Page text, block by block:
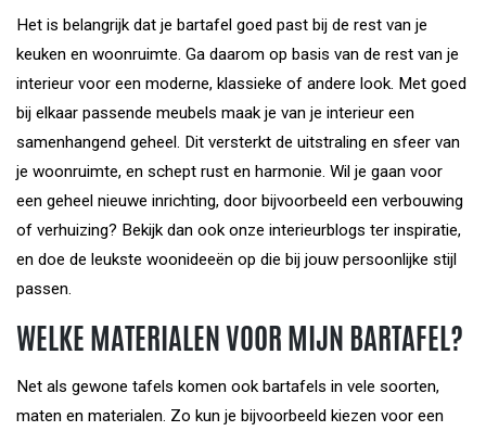
Het is belangrijk dat je bartafel goed past bij de rest van je
keuken en woonruimte. Ga daarom op basis van de rest van je
interieur voor een moderne, klassieke of andere look. Met goed
bij elkaar passende meubels maak je van je interieur een
samenhangend geheel. Dit versterkt de uitstraling en sfeer van
je woonruimte, en schept rust en harmonie. Wil je gaan voor
een geheel nieuwe inrichting, door bijvoorbeeld een verbouwing
of verhuizing? Bekijk dan ook onze interieurblogs ter inspiratie,
en doe de leukste woonideeën op die bij jouw persoonlijke stijl
passen.
WELKE MATERIALEN VOOR MIJN BARTAFEL?
Net als gewone tafels komen ook bartafels in vele soorten,
maten en materialen. Zo kun je bijvoorbeeld kiezen voor een